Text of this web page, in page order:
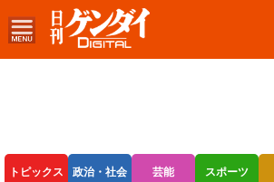
トピックス 政治・社会 芸能 スポーツ